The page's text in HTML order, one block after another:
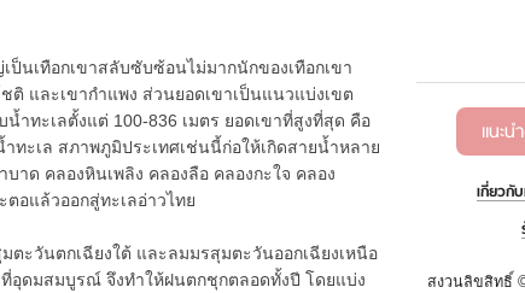
เทือกเขาสลับซับซ้อนไม่มากนักของเทือกเขา
ติ และเขากำแพง ส่วนยอดเขาเป็นแนวแบ่งเขต
ำทะเลตั้งแต่ 100-836 เมตร ยอดเขาที่สูงที่สุด คือ
ทะเล สภาพภูมิประเทศเช่นนี้ก่อให้เกิดสายน้ำหลาย
าด คลองหินเพลิง คลองลือ คลองกะใจ คลอง
อแล้วออกสู่ทะเลอ่าวไทย
วันตกเฉียงใต้ และลมมรสุมตะวันออกเฉียงเหนือ
อุดมสมบูรณ์ จึงทำให้ฝนตกชุกตลอดทั้งปี โดยแบ่ง
แนะน
เกี่ยวกับ
สงวนลิขสิทธิ์